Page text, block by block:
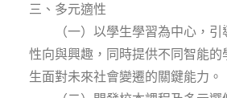
三、多元適性
（一）以學生學習為中心，引
性向與興趣，同時提供不同智能的
生面對未來社會變遷的關鍵能力。